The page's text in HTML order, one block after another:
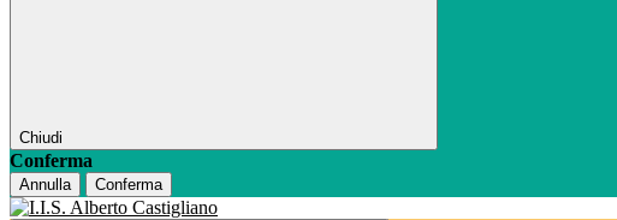
Chiudi
Conferma
Annulla Conferma